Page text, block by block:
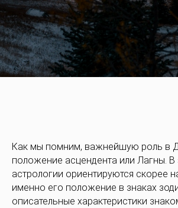
Как мы помним, важнейшую роль в
положение асцендента или Лагны. В
астрологии ориентируются скорее
именно его положение в знаках
описательные характеристики